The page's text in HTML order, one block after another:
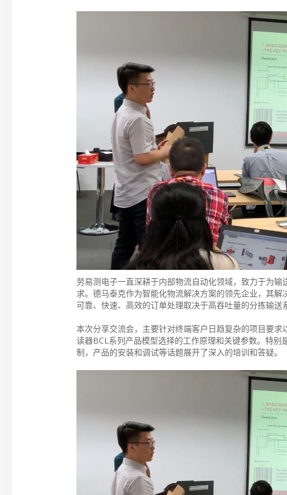
劳易测电子一直深耕于内部物流自动化领域，致力于为
求。德马泰克作为智能化物流解决方案的领先企业，其解
可靠、快速、高效的订单处理取决于高吞吐量的分拣输送
本次分享交流会，主要针对终端客户日趋复杂的项目要
读器BCL系列产品模型选择的工作原理和关键参数。特
制，产品的安装和调试等话题展开了深入的培训和答疑。